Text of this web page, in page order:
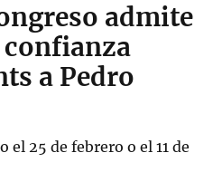
admite
a Pedro
el 25 de febrero o el 11 de